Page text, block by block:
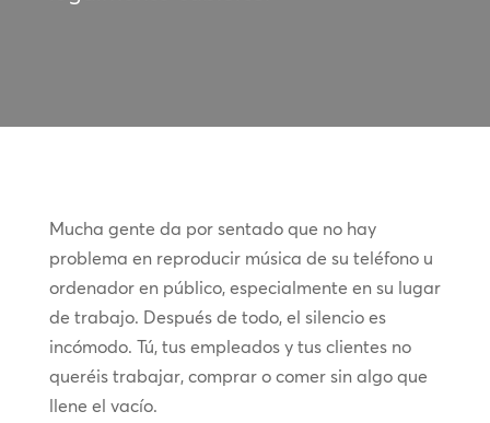
Mucha gente da por sentado que no hay
problema en reproducir música de su teléfono u
ordenador en público, especialmente en su lugar
de trabajo. Después de todo, el silencio es
incómodo. Tú, tus empleados y tus clientes no
queréis trabajar, comprar o comer sin algo que
llene el vacío.